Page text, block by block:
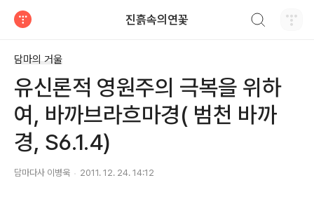
진흙속의연꽃
담마의 거울
유신론적 영원주의 극복을 위하
여, 바까브라흐마경( 범천 바까
경, S6.1.4)
담마다사 이병욱 2011. 12. 24. 14:12